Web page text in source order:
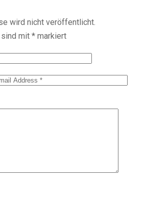
wird nicht veröffentlicht.
mit * markiert